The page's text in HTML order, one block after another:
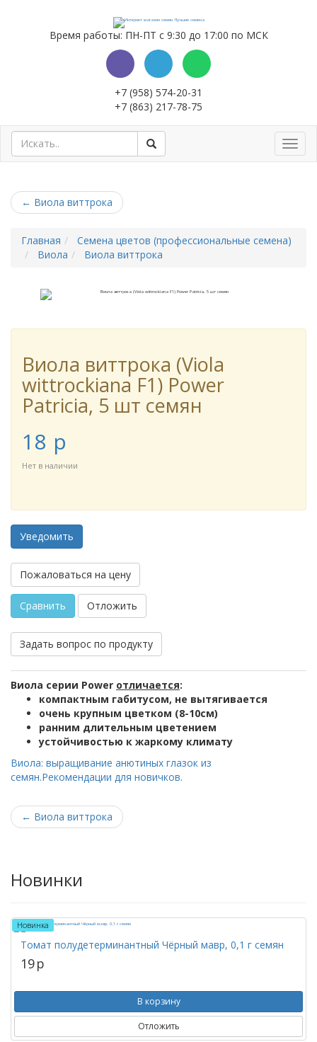
Время работы: ПН-ПТ с 9:30 до 17:00 по МСК
+7 (958) 574-20-31
+7 (863) 217-78-75
← Виола виттрока
Главная
Семена цветов (профессиональные семена)
Виола
Виола виттрока
Виола виттрока (Viola
wittrockiana F1) Power
Patricia, 5 шт семян
18 p
Нет в наличии
Уведомить
Пожаловаться на цену
Сравнить Отложить
Задать вопрос по продукту
Виола серии Power отличается:
компактным габитусом, не вытягивается
очень крупным цветком (8-10см)
ранним длительным цветением
устойчивостью к жаркому климату
Виола: выращивание анютиных глазок из
семян.Рекомендации для новичков.
← Виола виттрока
Новинки
Новинка
Томат полудетерминантный Чёрный мавр, 0,1 г семян
19p
В корзину
Отложить